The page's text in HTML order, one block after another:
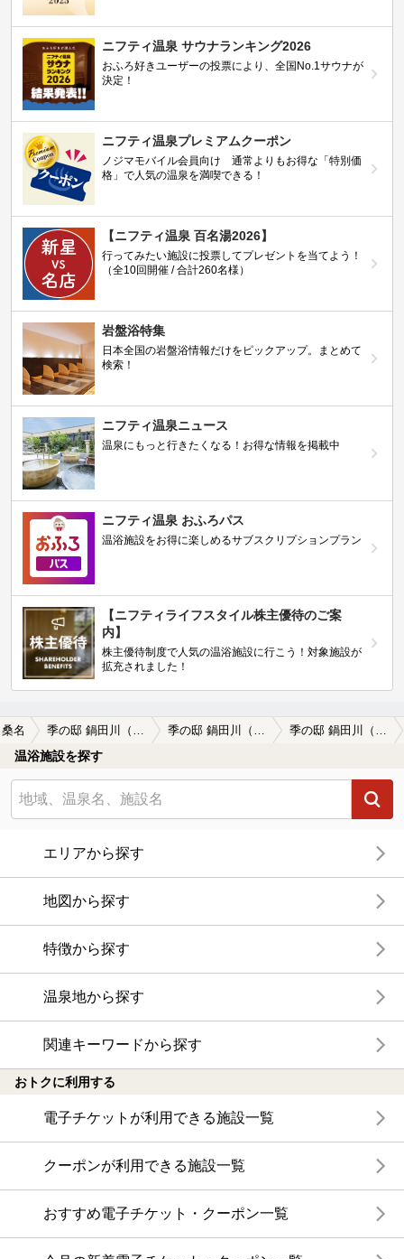
ニフティ温泉 サウナランキング2026
おふろ好きユーザーの投票により、全国No.1サウナが
決定！
ニフティ温泉プレミアムクーポン
ノジマモバイル会員向け 通常よりもお得な「特別価
格」で人気の温泉を満喫できる！
【ニフティ温泉 百名湯2026】
行ってみたい施設に投票してプレゼントを当てよう！
（全10回開催 / 合計260名様）
岩盤浴特集
日本全国の岩盤浴情報だけをピックアップ。まとめて
検索！
ニフティ温泉ニュース
温泉にもっと行きたくなる！お得な情報を掲載中
ニフティ温泉 おふろパス
温浴施設をお得に楽しめるサブスクリプションプラン
【ニフティライフスタイル株主優待のご案
内】
株主優待制度で人気の温浴施設に行こう！対象施設が
拡充されました！
桑名 季の邸 鍋田川（なべたがわ） 季の邸 鍋田川（なべたがわ）の口コミ一覧 季の邸 鍋田川（なべたがわ）の口コミ 観光の拠点として便利
温浴施設を探す
エリアから探す
地図から探す
特徴から探す
温泉地から探す
関連キーワードから探す
おトクに利用する
電子チケットが利用できる施設一覧
クーポンが利用できる施設一覧
おすすめ電子チケット・クーポン一覧